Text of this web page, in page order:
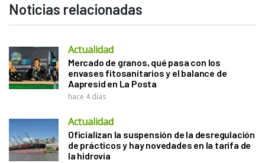
Noticias relacionadas
Actualidad
Mercado de granos, qué pasa con los
envases fitosanitarios y el balance de
Aapresid en La Posta
hace 4 días
Actualidad
Oficializan la suspensión de la desregulación
de prácticos y hay novedades en la tarifa de
la hidrovía